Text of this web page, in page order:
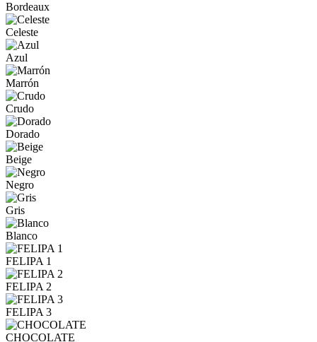
Bordeaux
Celeste
Azul
Marrón
Crudo
Dorado
Beige
Negro
Gris
Blanco
FELIPA 1
FELIPA 2
FELIPA 3
CHOCOLATE